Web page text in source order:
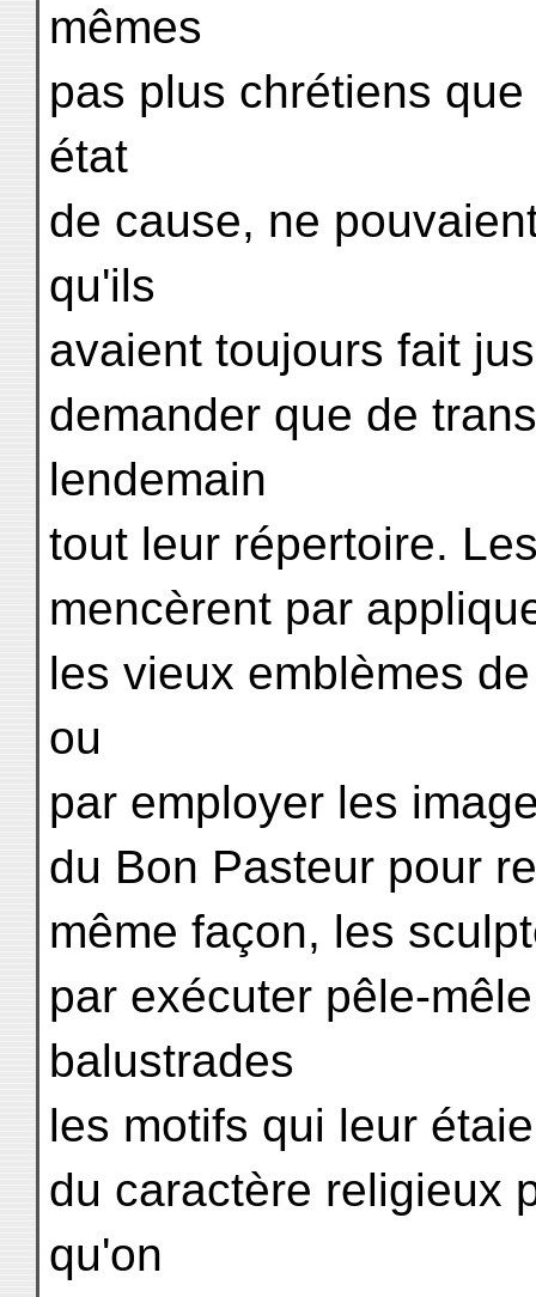
mêmes
pas plus chrétiens
état
de cause, ne
qu'ils
avaient toujours fait
demander que de
lendemain
tout leur répertoire.
mencèrent par
les vieux emblèmes
ou
par employer les
du Bon Pasteur pour
même façon, les
par exécuter pêle-
balustrades
les motifs qui leur
du caractère religieux
qu'on